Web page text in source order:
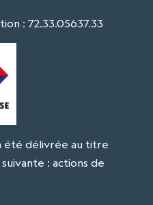
: 72.33.05637.33
été délivrée au titre
: actions de